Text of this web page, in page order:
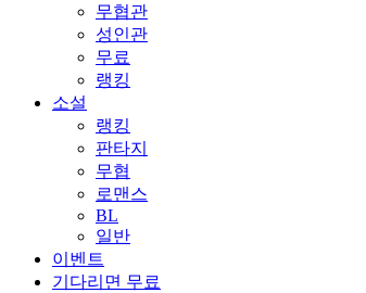
무협관
성인관
무료
랭킹
소설
랭킹
판타지
무협
로맨스
BL
일반
이벤트
기다리면 무료